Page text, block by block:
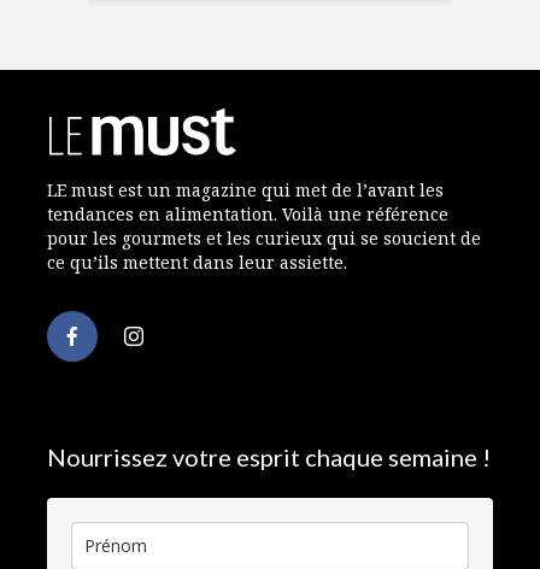
LE must est un magazine qui met de l’avant les
tendances en alimentation. Voilà une référence
pour les gourmets et les curieux qui se soucient de
ce qu’ils mettent dans leur assiette.
Nourrissez votre esprit chaque semaine !